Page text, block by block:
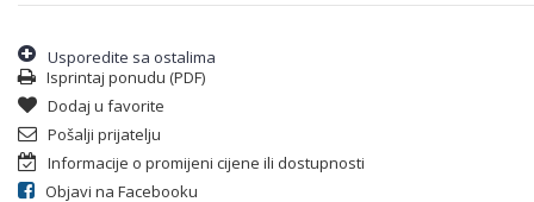
Usporedite sa ostalima
Isprintaj ponudu (PDF)
Dodaj u favorite
Pošalji prijatelju
Informacije o promijeni cijene ili dostupnosti
Objavi na Facebooku